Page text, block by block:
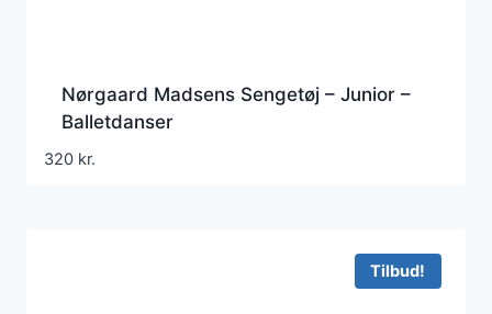
Nørgaard Madsens Sengetøj – Junior –
Balletdanser
320 kr.
Tilbud!